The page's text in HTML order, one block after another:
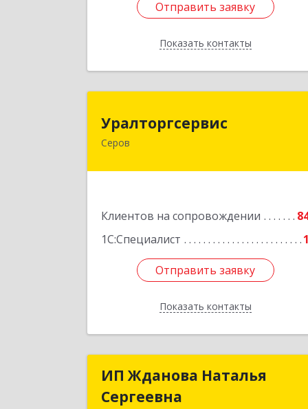
Отправить заявку
Показать контакты
Отправить заявку
Назад
Уралторгсервис
Серов
Клиентов на сопровождении
1С:Специалист
1
Отправить заявку
Показать контакты
624980, Свердловская обл, Серов г,
Отправить заявку
Назад
ИП Жданова Наталья
Сергеевна
ИП Жданова Наталья